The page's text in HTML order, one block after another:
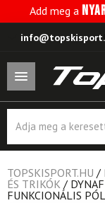
Add meg a
search
TOPSKISPORT.HU /
ÉS TRIKÓK /
FUNKCIONÁLIS